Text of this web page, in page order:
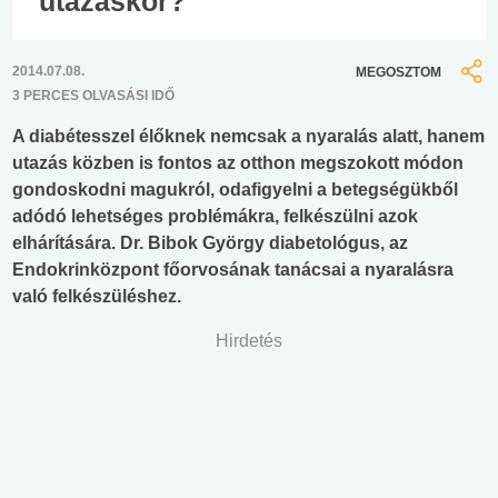
2014.07.08.
3 PERCES OLVASÁSI IDŐ
MEGOSZTOM
A diabétesszel élőknek nemcsak a nyaralás alatt, hanem
utazás közben is fontos az otthon megszokott módon
gondoskodni magukról, odafigyelni a betegségükből
adódó lehetséges problémákra, felkészülni azok
elhárítására. Dr. Bibok György diabetológus, az
Endokrinközpont főorvosának tanácsai a nyaralásra
való felkészüléshez.
Hirdetés